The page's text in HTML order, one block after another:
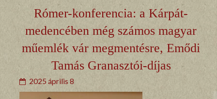
Rómer-konferencia: a Kárpát-
medencében még számos magyar
műemlék vár megmentésre, Emődi
Tamás Granasztói-díjas
2025 április 8